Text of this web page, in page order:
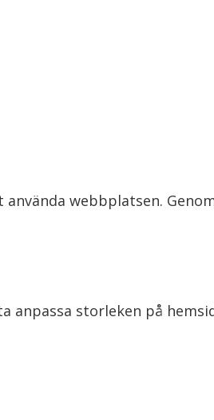
webbplatsen.
anpassa storleken på